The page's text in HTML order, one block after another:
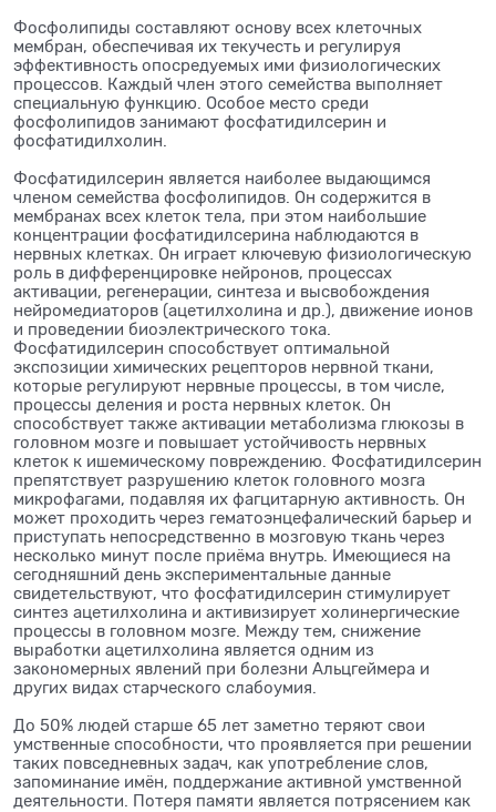
Фосфолипиды составляют основу всех клеточных
мембран, обеспечивая их текучесть и регулируя
эффективность опосредуемых ими физиологических
процессов. Каждый член этого семейства выполняет
специальную функцию. Особое место среди
фосфолипидов занимают фосфатидилсерин и
фосфатидилхолин.
Фосфатидилсерин является наиболее выдающимся
членом семейства фосфолипидов. Он содержится в
мембранах всех клеток тела, при этом наибольшие
концентрации фосфатидилсерина наблюдаются в
нервных клетках. Он играет ключевую физиологическую
роль в дифференцировке нейронов, процессах
активации, регенерации, синтеза и высвобождения
нейромедиаторов (ацетилхолина и др.), движение ионов
и проведении биоэлектрического тока.
Фосфатидилсерин способствует оптимальной
экспозиции химических рецепторов нервной ткани,
которые регулируют нервные процессы, в том числе,
процессы деления и роста нервных клеток. Он
способствует также активации метаболизма глюкозы в
головном мозге и повышает устойчивость нервных
клеток к ишемическому повреждению. Фосфатидилсерин
препятствует разрушению клеток головного мозга
микрофагами, подавляя их фагцитарную активность. Он
может проходить через гематоэнцефалический барьер и
приступать непосредственно в мозговую ткань через
несколько минут после приёма внутрь. Имеющиеся на
сегодняшний день экспериментальные данные
свидетельствуют, что фосфатидилсерин стимулирует
синтез ацетилхолина и активизирует холинергические
процессы в головном мозге. Между тем, снижение
выработки ацетилхолина является одним из
закономерных явлений при болезни Альцгеймера и
других видах старческого слабоумия.
До 50% людей старше 65 лет заметно теряют свои
умственные способности, что проявляется при решении
таких повседневных задач, как употребление слов,
запоминание имён, поддержание активной умственной
деятельности. Потеря памяти является потрясением как